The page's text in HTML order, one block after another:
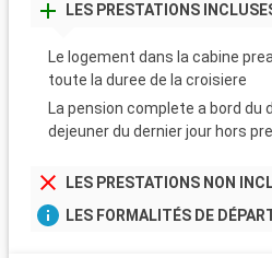
LES PRESTATIONS
Le logement dans la cabine
toute la duree de la croisiere
La pension complete a bord du
dejeuner du dernier jour hors
LES PRESTATIONS NON
LES FORMALITÉS DE